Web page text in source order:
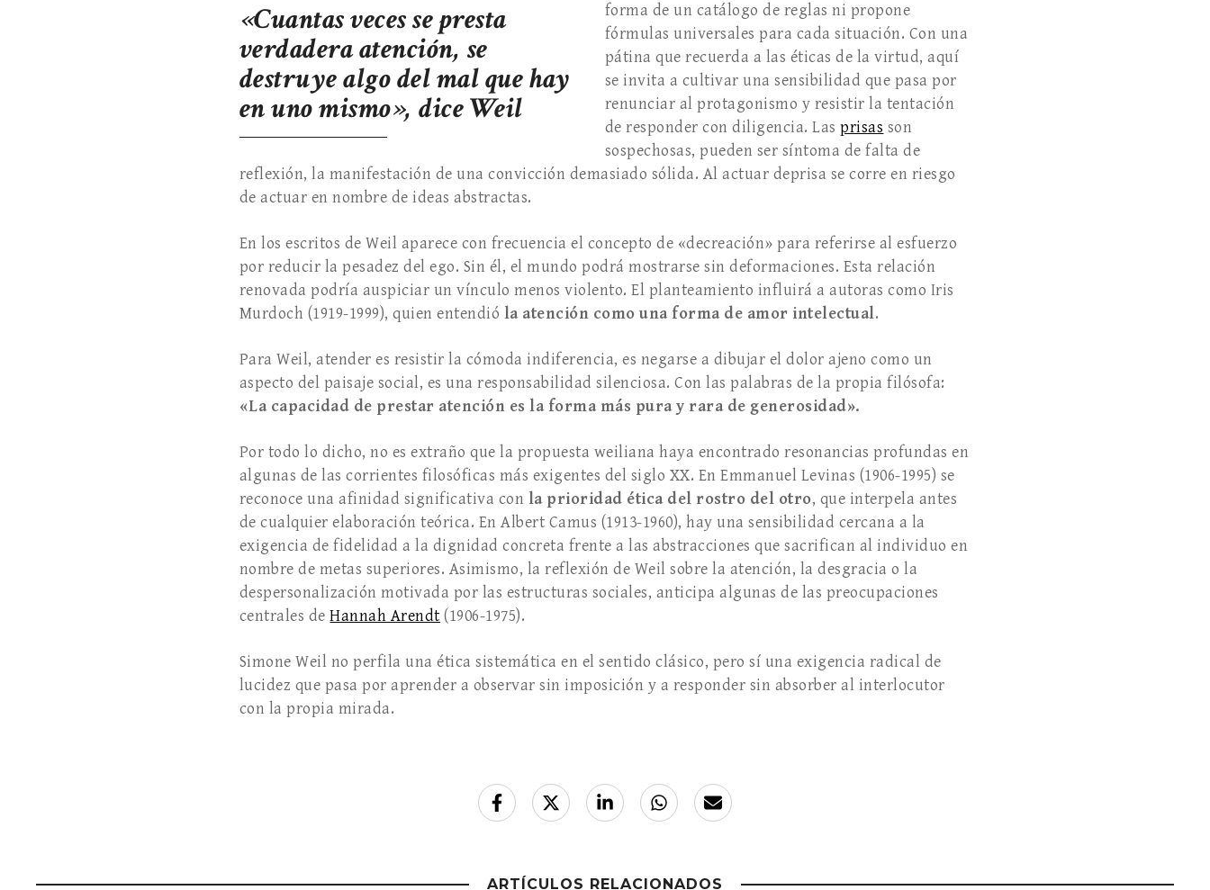
«Cuantas veces se presta
verdadera atención, se
destruye algo del mal que hay
en uno mismo», dice Weil
forma de un catálogo de reglas ni propone
fórmulas universales para cada situación. Con una
pátina que recuerda a las éticas de la virtud, aquí
se invita a cultivar una sensibilidad que pasa por
renunciar al protagonismo y resistir la tentación
de responder con diligencia. Lasprisas son
sospechosas, pueden ser síntoma de falta de
reflexión, la manifestación de una convicción demasiado sólida. Al actuar deprisa se corre en riesgo
de actuar en nombre de ideas abstractas.
En los escritos de Weil aparece con frecuencia el concepto de «decreación» para referirse al esfuerzo
por reducir la pesadez del ego. Sin él, el mundo podrá mostrarse sin deformaciones. Esta relación
renovada podría auspiciar un vínculo menos violento. El planteamiento influirá a autoras como Iris
Murdoch (1919-1999), quien entendió la atención como una forma de amor intelectual.
Para Weil, atender es resistir la cómoda indiferencia, es negarse a dibujar el dolor ajeno como un
aspecto del paisaje social, es una responsabilidad silenciosa. Con las palabras de la propia filósofa:
«La capacidad de prestar atención es la forma más pura y rara de generosidad».
Por todo lo dicho, no es extraño que la propuesta weiliana haya encontrado resonancias profundas en
algunas de las corrientes filosóficas más exigentes del siglo XX. En Emmanuel Levinas (1906-1995) se
reconoce una afinidad significativa con la prioridad ética del rostro del otro, que interpela antes
de cualquier elaboración teórica. En Albert Camus (1913-1960), hay una sensibilidad cercana a la
exigencia de fidelidad a la dignidad concreta frente a las abstracciones que sacrifican al individuo en
nombre de metas superiores. Asimismo, la reflexión de Weil sobre la atención, la desgracia o la
despersonalización motivada por las estructuras sociales, anticipa algunas de las preocupaciones
centrales deHannah Arendt (1906-1975).
Simone Weil no perfila una ética sistemática en el sentido clásico, pero sí una exigencia radical de
lucidez que pasa por aprender a observar sin imposición y a responder sin absorber al interlocutor
con la propia mirada.
ARTÍCULOS RELACIONADOS